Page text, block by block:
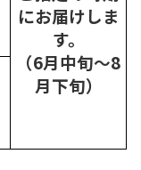
にお届けしま
す。
（6月中旬～8
月下旬）